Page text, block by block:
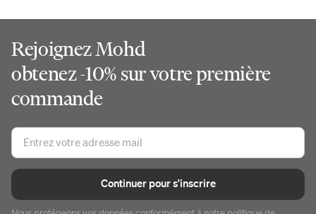
Rejoignez Mohd
obtenez -10% sur votre première
commande
Continuer pour s'inscrire